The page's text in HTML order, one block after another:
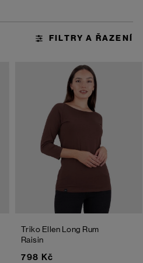
Triko Ellen Long Rum
Raisin
798 Kč